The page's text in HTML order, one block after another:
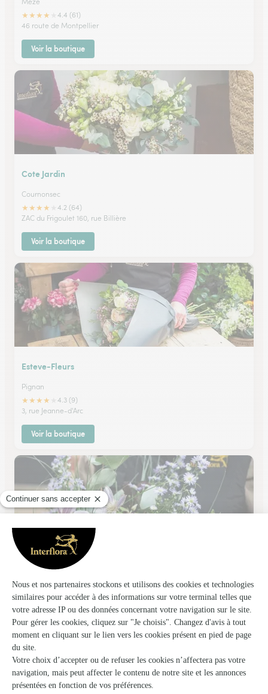
★★★★
4.4 (61)
46 route de Montpellier
Voir la boutique
Cote Jardin
Cournonsec
★★★★
4.2 (64)
ZAC du Frigoulet 160, rue Billière
Voir la boutique
Esteve-Fleurs
Pignan
★★★★
4.3 (9)
3, rue Jeanne-d'Arc
Voir la boutique
Porte des Lilas
Villeneuve les Maguelone
★ ★
4.5 (62)
24, ave de la Gare
Voir la boutique